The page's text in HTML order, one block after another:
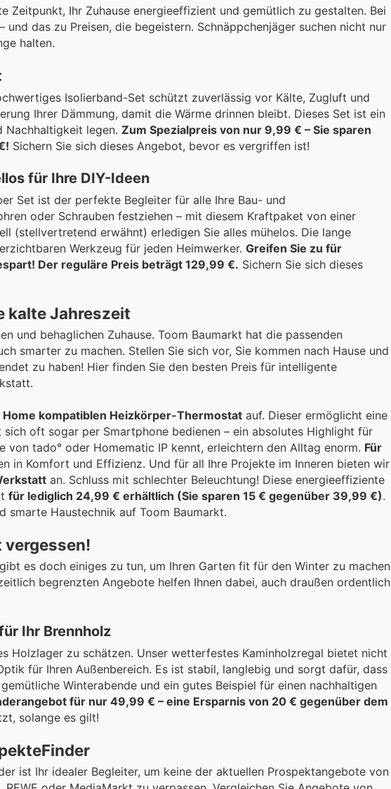
Zeitpunkt, Ihr Zuhause energieeffizient und gemütlich zu gestalten. Bei
das zu Preisen, die begeistern. Schnäppchenjäger suchen nicht nur
halten.
Isolierband-Set schützt zuverlässig vor Kälte, Zugluft und
Ihrer Dämmung, damit die Wärme drinnen bleibt. Dieses Set ist ein
Nachhaltigkeit legen. Zum Spezialpreis von nur 9,99 € – Sie sparen
Sichern Sie sich dieses Angebot, bevor es vergriffen ist!
für Ihre DIY-Ideen
Set ist der perfekte Begleiter für alle Ihre Bau- und
oder Schrauben festziehen – mit diesem Kraftpaket von einer
(stellvertretend erwähnt) erledigen Sie alles mühelos. Die lange
Werkzeug für jeden Heimwerker. Greifen Sie zu für
Der reguläre Preis beträgt 129,99 €. Sichern Sie sich dieses
kalte Jahreszeit
und behaglichen Zuhause. Toom Baumarkt hat die passenden
smarter zu machen. Stellen Sie sich vor, Sie kommen nach Hause und
zu haben! Hier finden Sie den besten Preis für intelligente
Home kompatiblen Heizkörper-Thermostat auf. Dieser ermöglicht eine
oft sogar per Smartphone bedienen – ein absolutes Highlight für
von tado° oder Homematic IP kennt, erleichtern den Alltag enorm. Für
in Komfort und Effizienz. Und für all Ihre Projekte im Inneren bieten wir
an. Schluss mit schlechter Beleuchtung! Diese energieeffiziente
für lediglich 24,99 € erhältlich (Sie sparen 15 € gegenüber 39,99 €).
smarte Haustechnik auf Toom Baumarkt.
vergessen!
es doch einiges zu tun, um Ihren Garten fit für den Winter zu machen
begrenzten Angebote helfen Ihnen dabei, auch draußen ordentlich
Ihr Brennholz
Holzlager zu schätzen. Unser wetterfestes Kaminholzregal bietet nicht
für Ihren Außenbereich. Es ist stabil, langlebig und sorgt dafür, dass
Winterabende und ein gutes Beispiel für einen nachhaltigen
für nur 49,99 € – eine Ersparnis von 20 € gegenüber dem
solange es gilt!
ist Ihr idealer Begleiter, um keine der aktuellen Prospektangebote von